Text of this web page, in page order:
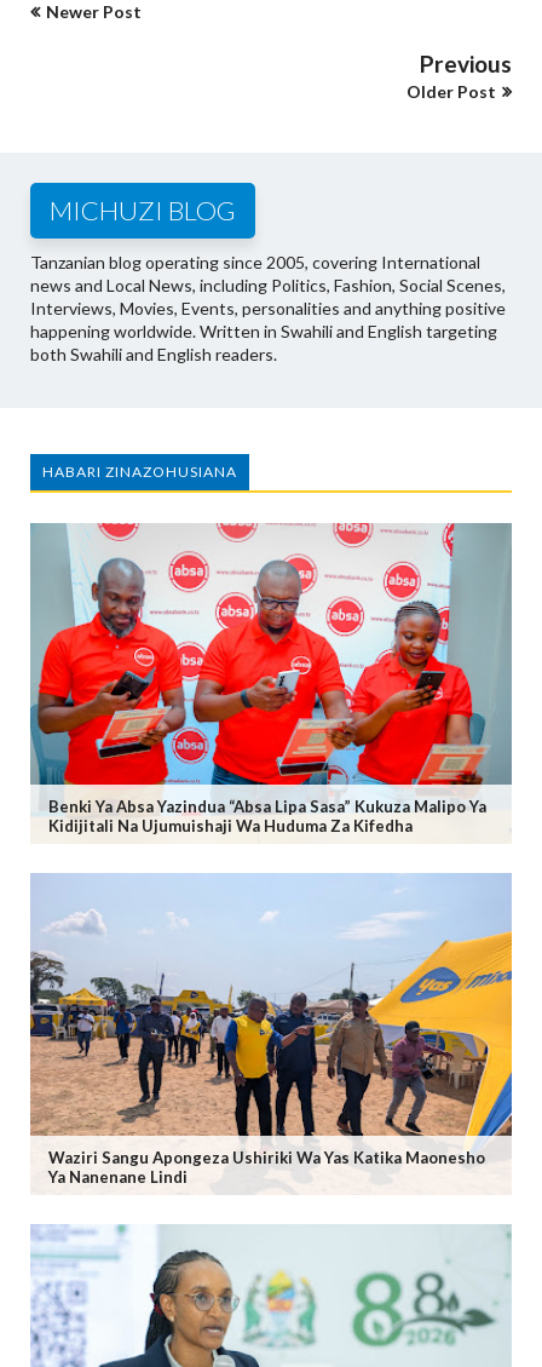
Newer Post
Previous
Older Post
MICHUZI BLOG
Tanzanian blog operating since 2005, covering International
news and Local News, including Politics, Fashion, Social Scenes,
Interviews, Movies, Events, personalities and anything positive
happening worldwide. Written in Swahili and English targeting
both Swahili and English readers.
HABARI ZINAZOHUSIANA
Benki Ya Absa Yazindua “Absa Lipa Sasa” Kukuza Malipo Ya
Kidijitali Na Ujumuishaji Wa Huduma Za Kifedha
Waziri Sangu Apongeza Ushiriki Wa Yas Katika Maonesho
Ya Nanenane Lindi